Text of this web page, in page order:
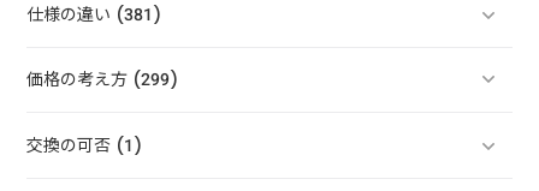
仕様の違い (381)
価格の考え方 (299)
交換の可否 (1)